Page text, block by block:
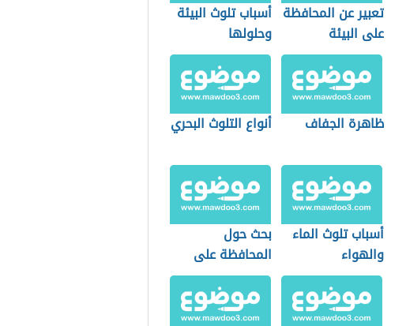
تعبير عن المحافظة
على البيئة
أسباب تلوث البيئة
وحلولها
ظاهرة الجفاف أنواع التلوث البحري
أسباب تلوث الماء
والهواء
بحث حول
المحافظة على
البيئة